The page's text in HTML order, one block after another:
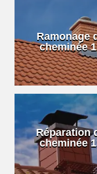
Ramonage
cheminée
Réparation
cheminée